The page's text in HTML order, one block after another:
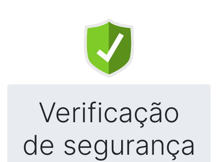
Verificação
de segurança